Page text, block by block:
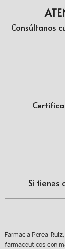
Consúltanos
Si tienes
Farmacia Perea-
farmaceuticos con